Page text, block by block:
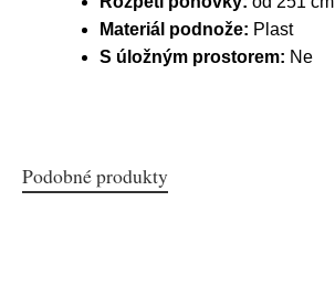
Materiál podnože: Plast
S úložným prostorem: Ne
Podobné produkty